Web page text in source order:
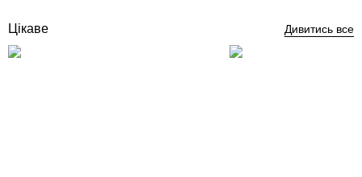
Цікаве Дивитись все